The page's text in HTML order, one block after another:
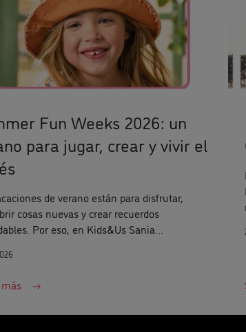
Fun Weeks 2026: un
para jugar, crear y vivir el
de verano están para disfrutar,
cosas nuevas y crear recuerdos
Por eso, en Kids&Us Sania
unas semanas temáticas llenas de
niñas de 3 a 12 años.